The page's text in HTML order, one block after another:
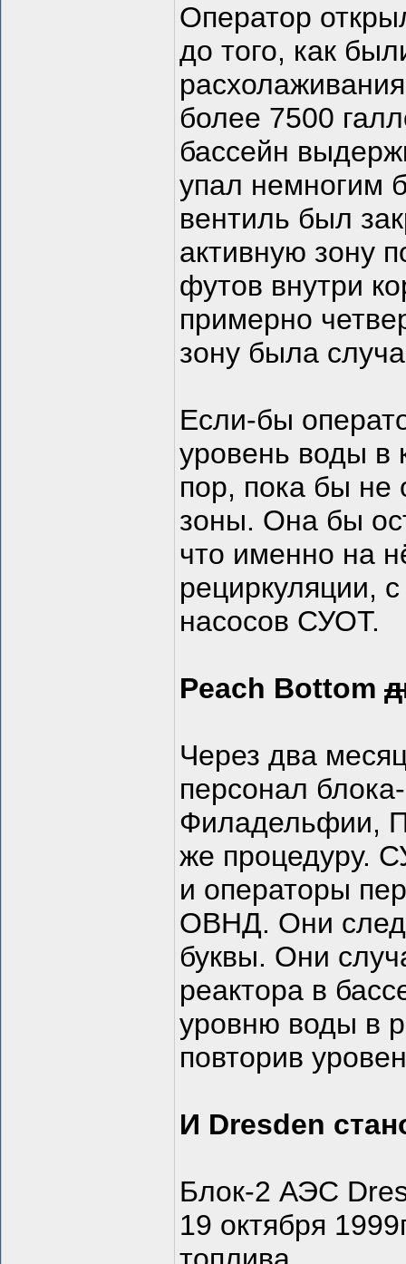
Оператор
до того, как
более 7500
бассейн
упал немногим
вентиль был
активную зону
футов внутри
примерно
зону была
Если-бы
уровень воды в
пор, пока бы не
зоны. Она бы
что именно на
рециркуляции,
насосов СУОТ.
Peach Bottom
Через два
персонал
Филадельфии,
же процедуру.
и операторы
ОВНД. Они
буквы. Они
реактора в
уровню воды в
повторив
И Dresden
Блок-2 АЭС
19 октября